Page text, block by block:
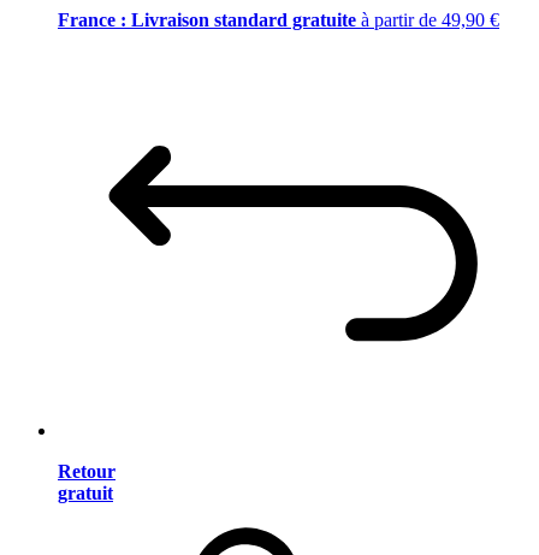
France : Livraison standard gratuite à partir de 49,90 €
Retour
gratuit